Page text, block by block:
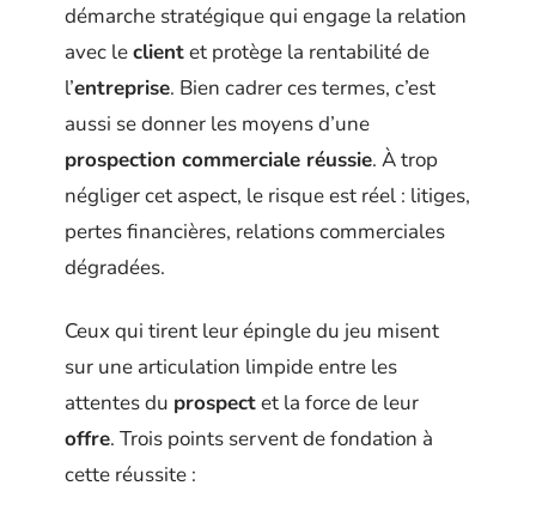
démarche stratégique qui engage la relation
avec leclientet protège la rentabilité de
l’entreprise. Bien cadrer ces termes, c’est
aussi se donner les moyens d’une
prospection commerciale réussie. À trop
négliger cet aspect, le risque est réel : litiges,
pertes financières, relations commerciales
dégradées.
Ceux qui tirent leur épingle du jeu misent
sur une articulation limpide entre les
attentes du prospectet la force de leur
offre. Trois points servent de fondation à
cette réussite :